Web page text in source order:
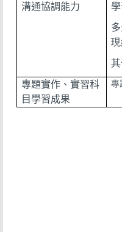
溝通協調能力
專題實作、實習科
目學習成果
專